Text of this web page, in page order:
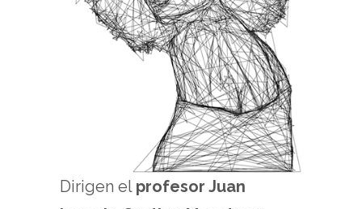
Dirigen el profesor Juan